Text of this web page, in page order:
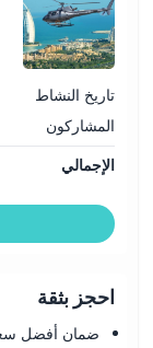
تاريخ النشاط
المشاركون
الإجمالي
احجز بثقة
ضمان أفضل